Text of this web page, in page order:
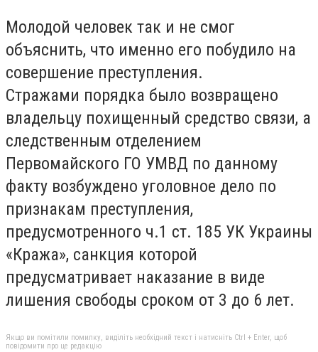
Молодой человек так и не смог
объяснить, что именно его побудило на
совершение преступления.
Стражами порядка было возвращено
владельцу похищенный средство связи, а
следственным отделением
Первомайского ГО УМВД по данному
факту возбуждено уголовное дело по
признакам преступления,
предусмотренного ч.1 ст. 185 УК Украины
«Кража», санкция которой
предусматривает наказание в виде
лишения свободы сроком от 3 до 6 лет.
Якщо ви помітили помилку, виділіть необхідний текст і натисніть Ctrl + Enter, щоб
повідомити про це редакцію